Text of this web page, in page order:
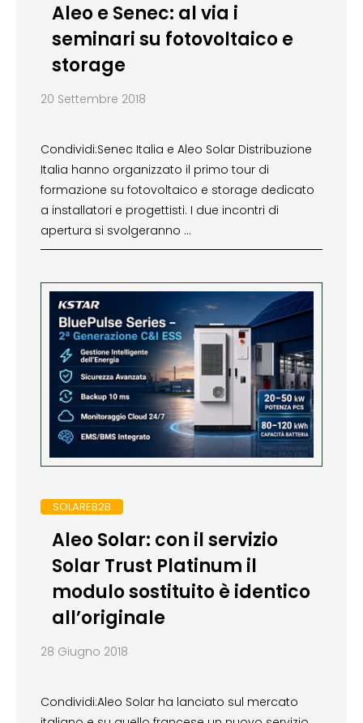
Aleo e Senec: al via i
seminari su fotovoltaico e
storage
20 Settembre 2018
Condividi:Senec Italia e Aleo Solar Distribuzione
Italia hanno organizzato il primo tour di
formazione su fotovoltaico e storage dedicato
a installatori e progettisti. I due incontri di
apertura si svolgeranno …
SOLAREB2B
Aleo Solar: con il servizio
Solar Trust Platinum il
modulo sostituito è identico
all’originale
28 Giugno 2018
Condividi:Aleo Solar ha lanciato sul mercato